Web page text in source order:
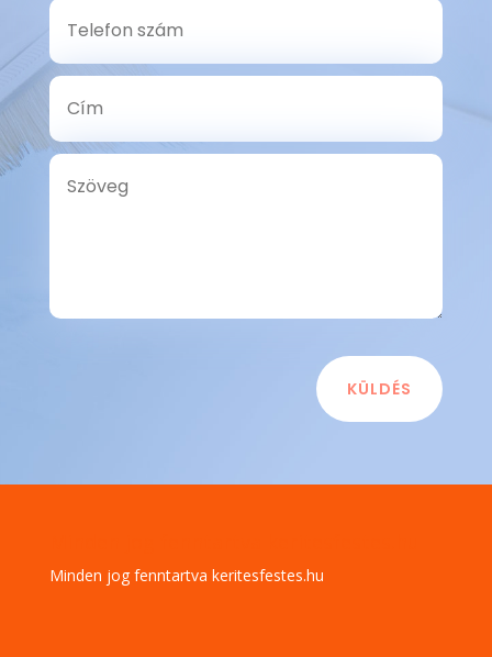
KÜLDÉS
Minden jog fenntartva keritesfestes.hu